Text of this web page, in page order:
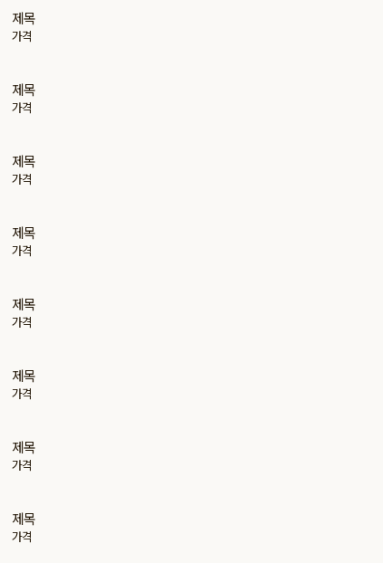
제목
가격
제목
가격
제목
가격
제목
가격
제목
가격
제목
가격
제목
가격
제목
가격